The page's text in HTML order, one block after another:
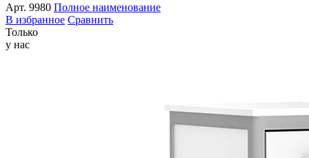
Арт. 9980 Полное наименование
В избранное Сравнить
Только
у нас